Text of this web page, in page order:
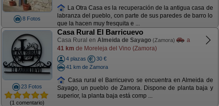
8 Fotos
La Otra Casa es la recuperación de la antigua casa de
labranza del pueblo, con parte de sus paredes de barro lo
que la hacen muy fresquita e ...
23 Fotos
(1 comentario)
Casa Rural El Barricuevo
Casa Rural en Almeida de Sayago (Zamora)
a
41 km de Moreleja del Vino (Zamora)
4 plazas
30 €
41 km de Zamora
Casa rural el Barricuevo se encuentra en Almeida de
Sayago, un pueblo de Zamora. Dispone de planta baja y
superior, la planta baja está comp ...